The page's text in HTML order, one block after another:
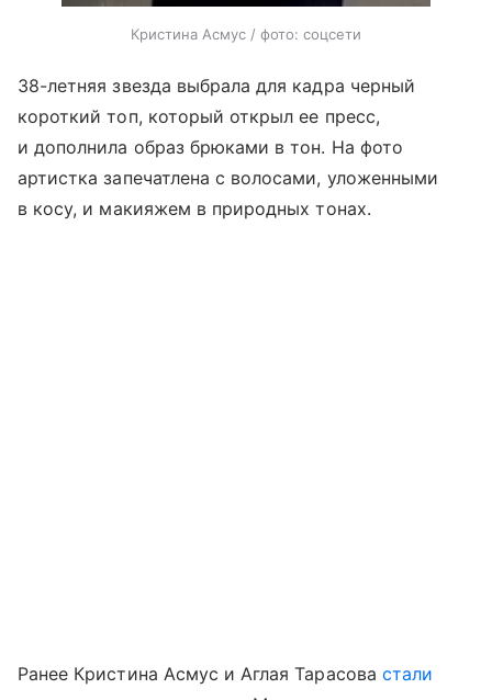
Кристина Асмус / фото: соцсети
38-летняя звезда выбрала для кадра черный
короткий топ, который открыл ее пресс,
и дополнила образ брюками в тон. На фото
артистка запечатлена с волосами, уложенными
в косу, и макияжем в природных тонах.
Ранее Кристина Асмус и Аглая Тарасова стали